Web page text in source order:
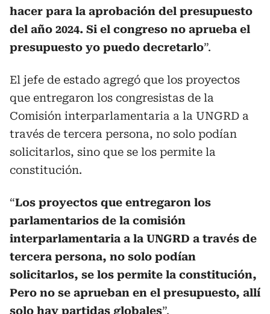
hacer para la aprobación del presupuesto
del año 2024. Si el congreso no aprueba el
presupuesto yo puedo decretarlo”.
El jefe de estado agregó que los proyectos
que entregaron los congresistas de la
Comisión interparlamentaria a la UNGRD a
través de tercera persona, no solo podían
solicitarlos, sino que se los permite la
constitución.
“Los proyectos que entregaron los
parlamentarios de la comisión
interparlamentaria a la UNGRD a través de
tercera persona, no solo podían
solicitarlos, se los permite la constitución,
Pero no se aprueban en el presupuesto, allí
solo hay partidas globales”.